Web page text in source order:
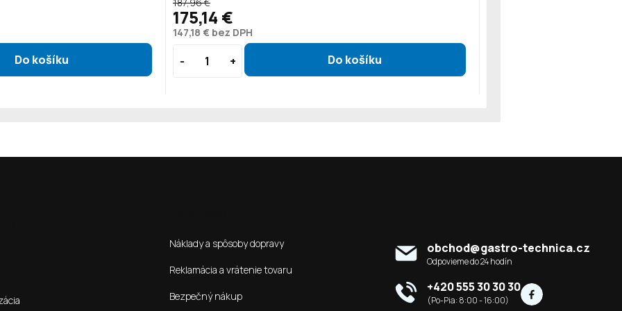
147,18 € bez DPH
175,14 €
Náklady a spôsoby dopravy
Reklamácia a vrátenie tovaru
Bezpečný nákup
obchod@gastro-technica.cz
+420 555 30 30 30